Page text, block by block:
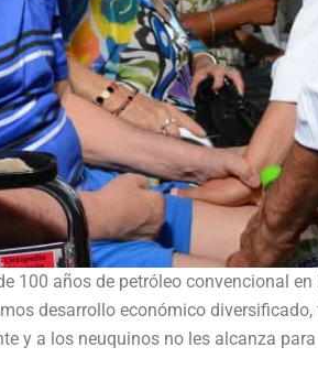
100 años de petróleo convencional
desarrollo económico
y a los neuquinos no les alcanza